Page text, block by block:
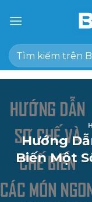
đến
dung
Tìm
kiếm:
Hướng
Biến Một